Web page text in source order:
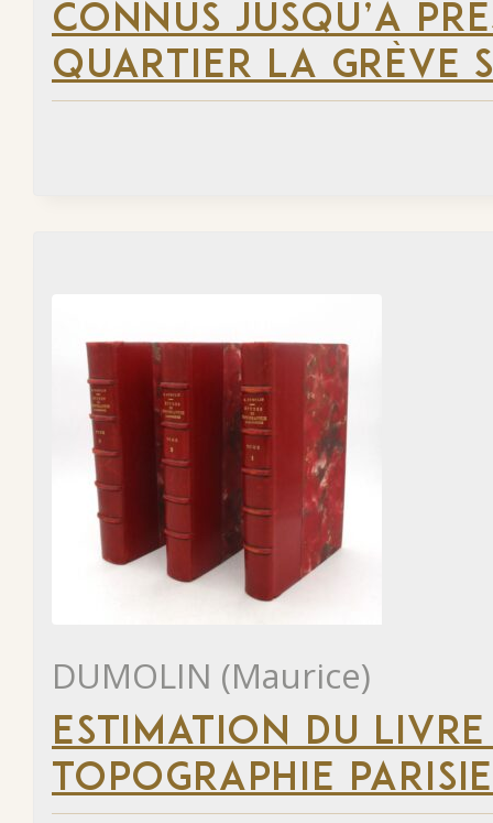
CONNUS JUSQU’À
QUARTIER LA GRÈVE
DUMOLIN (Maurice)
ESTIMATION DU
TOPOGRAPHIE